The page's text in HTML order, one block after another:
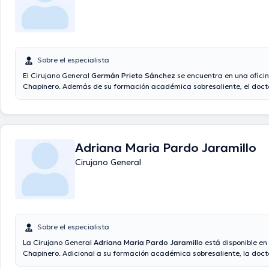
Sobre el especialista
El Cirujano General Germán Prieto Sánchez se encuentra en una
Chapinero. Además de su formación académica sobresaliente, el
disciplina de especialización y ha compartido diversos comunicados.
que, el profesional de la salud puede hablar en Español.
Adriana Maria Pardo Jaramillo
Cirujano General
Sobre el especialista
La Cirujano General Adriana Maria Pardo Jaramillo está disponible
Chapinero. Adicional a su formación académica sobresaliente, la